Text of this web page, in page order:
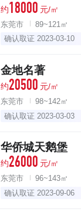
约18000 元/㎡
东莞市
89~121㎡
确认取证 2023-03-10
金地名著
约20500 元/㎡
东莞市
98~142㎡
确认取证 2023-03-03
华侨城天鹅堡
约26000 元/㎡
东莞市
96~143㎡
确认取证 2023-09-06